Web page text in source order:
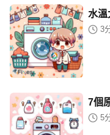
水溫
3
7個
5